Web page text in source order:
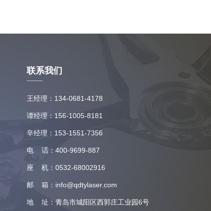
联系我们
王经理：134-0681-4178
谭经理：156-1005-8181
辛经理：153-1551-7356
电 话：400-9699-887
座 机：0532-68002916
邮 箱：info@qdtylaser.com
地 址：青岛市城阳区西郭庄工业园6号